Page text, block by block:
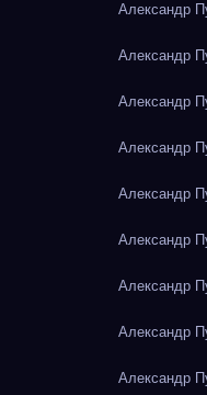
Александр
Александр
Александр
Александр
Александр
Александр
Александр
Александр
Александр